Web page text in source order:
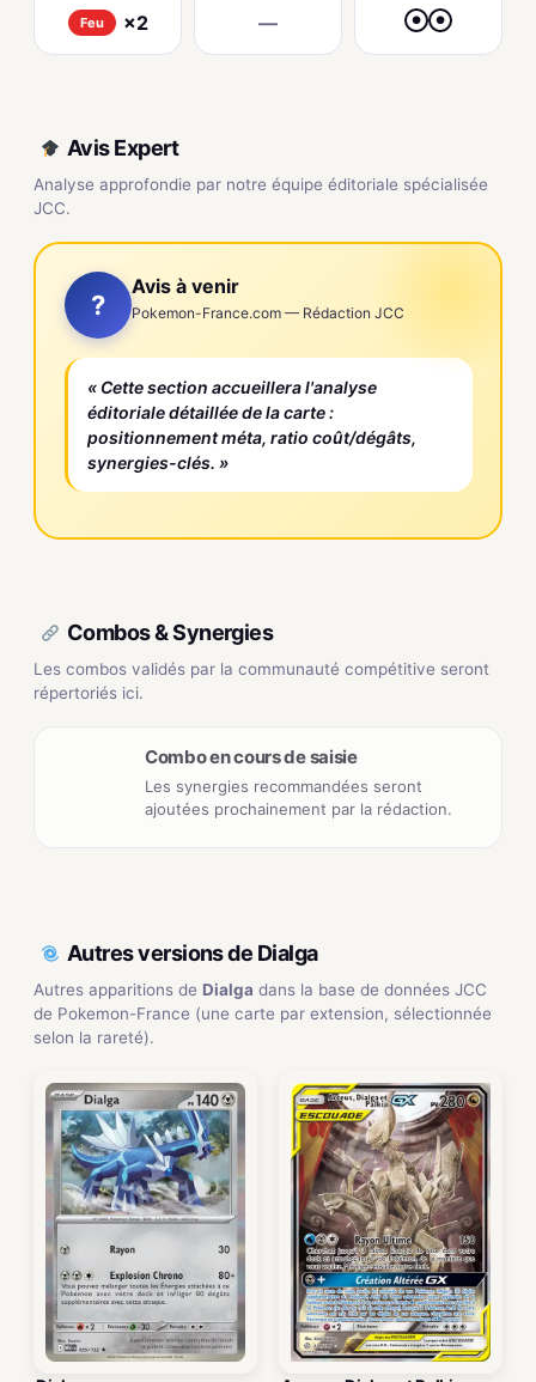
Feu ×2 — ● ●
Avis Expert
Analyse approfondie par notre équipe éditoriale spécialisée
JCC.
?
Avis à venir
Pokemon-France.com — Rédaction JCC
« Cette section accueillera l'analyse
éditoriale détaillée de la carte :
positionnement méta, ratio coût/dégâts,
synergies-clés. »
Combos & Synergies
Les combos validés par la communauté compétitive seront
répertoriés ici.
Combo en cours de saisie
Les synergies recommandées seront
ajoutées prochainement par la rédaction.
Autres versions de Dialga
Autres apparitions de Dialga dans la base de données JCC
de Pokemon-France (une carte par extension, sélectionnée
selon la rareté).